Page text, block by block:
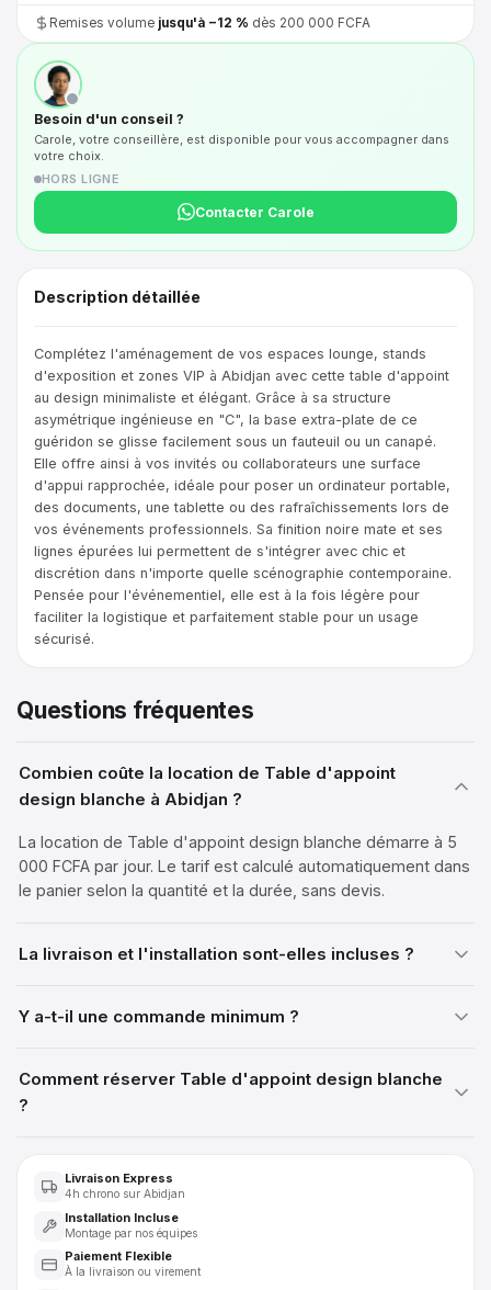
Remises volume jusqu'à −12 % dès 200 000 FCFA
Besoin d'un conseil ?
Carole, votre conseillère, est disponible pour vous accompagner dans
votre choix.
HORS LIGNE
Contacter Carole
Description détaillée
Complétez l'aménagement de vos espaces lounge, stands
d'exposition et zones VIP à Abidjan avec cette table d'appoint
au design minimaliste et élégant. Grâce à sa structure
asymétrique ingénieuse en "C", la base extra-plate de ce
guéridon se glisse facilement sous un fauteuil ou un canapé.
Elle offre ainsi à vos invités ou collaborateurs une surface
d'appui rapprochée, idéale pour poser un ordinateur portable,
des documents, une tablette ou des rafraîchissements lors de
vos événements professionnels. Sa finition noire mate et ses
lignes épurées lui permettent de s'intégrer avec chic et
discrétion dans n'importe quelle scénographie contemporaine.
Pensée pour l'événementiel, elle est à la fois légère pour
faciliter la logistique et parfaitement stable pour un usage
sécurisé.
Questions fréquentes
Combien coûte la location de Table d'appoint
design blanche à Abidjan ?
La location de Table d'appoint design blanche démarre à 5
000 FCFA par jour. Le tarif est calculé automatiquement dans
le panier selon la quantité et la durée, sans devis.
La livraison et l'installation sont-elles incluses ?
Y a-t-il une commande minimum ?
Comment réserver Table d'appoint design blanche
?
Livraison Express
4h chrono sur Abidjan
Installation Incluse
Montage par nos équipes
Paiement Flexible
À la livraison ou virement